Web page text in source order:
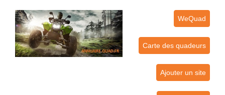
WeQuad
Carte des quadeurs
Ajouter un site